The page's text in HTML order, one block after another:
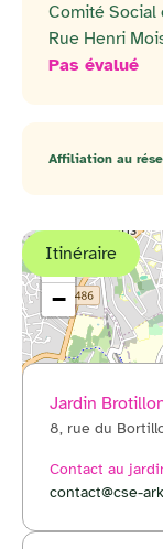
Comité Social
Rue Henri
Pas évalué
Affiliation au
Itinéraire
+
−
Jardin
8, rue du
Contact au
contact@cse-